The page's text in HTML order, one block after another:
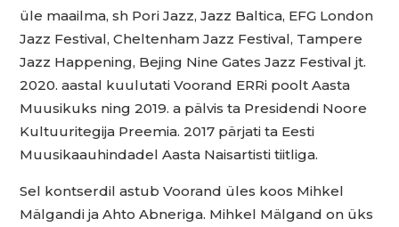
üle maailma, sh Pori Jazz, Jazz Baltica, EFG London
Jazz Festival, Cheltenham Jazz Festival, Tampere
Jazz Happening, Bejing Nine Gates Jazz Festival jt.
2020. aastal kuulutati Voorand ERRi poolt Aasta
Muusikuks ning 2019. a pälvis ta Presidendi Noore
Kultuuritegija Preemia. 2017 pärjati ta Eesti
Muusikaauhindadel Aasta Naisartisti tiitliga.
Sel kontserdil astub Voorand üles koos Mihkel
Mälgandi ja Ahto Abneriga. Mihkel Mälgand on üks